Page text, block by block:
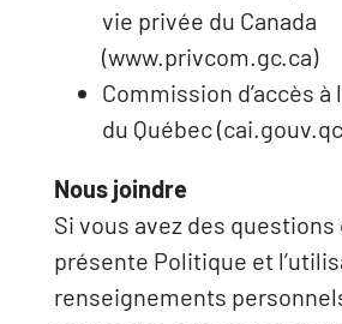
vie privée du Canada
(www.privcom.gc.ca)
Commission d’accès à
du Québec
Nous joindre
Si vous avez des
présente Politique et
renseignements